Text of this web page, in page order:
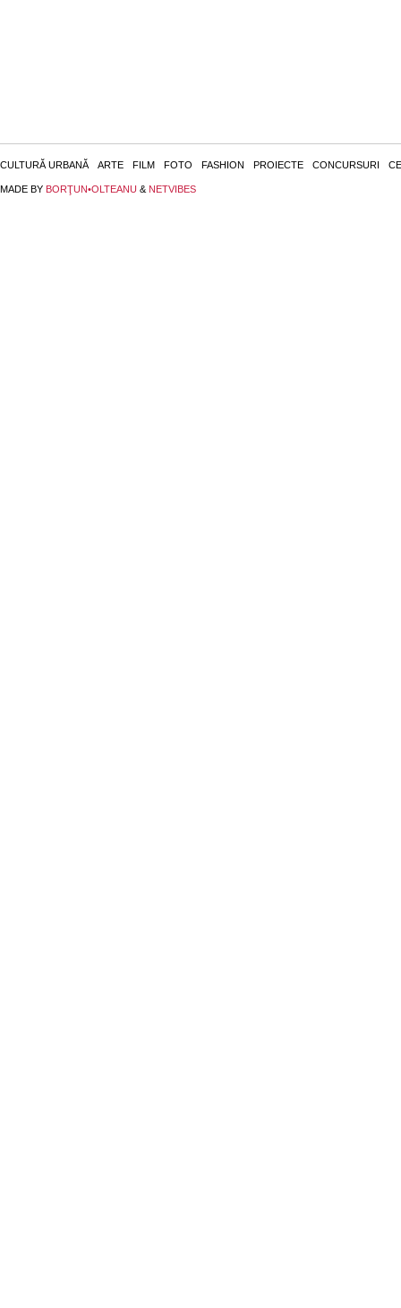
CULTURĂ URBANĂ ARTE FILM FOTO FASHION PROIECTE CONCURSURI
MADE BY BORŢUN•OLTEANU & NETVIBES